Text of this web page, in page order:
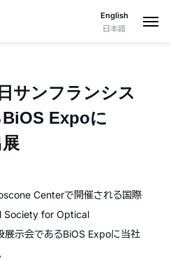
English
日本語
サンフランシス
Expoに
Centerで開催される国際
Society for Optical
展示会であるBiOS Expoに当社